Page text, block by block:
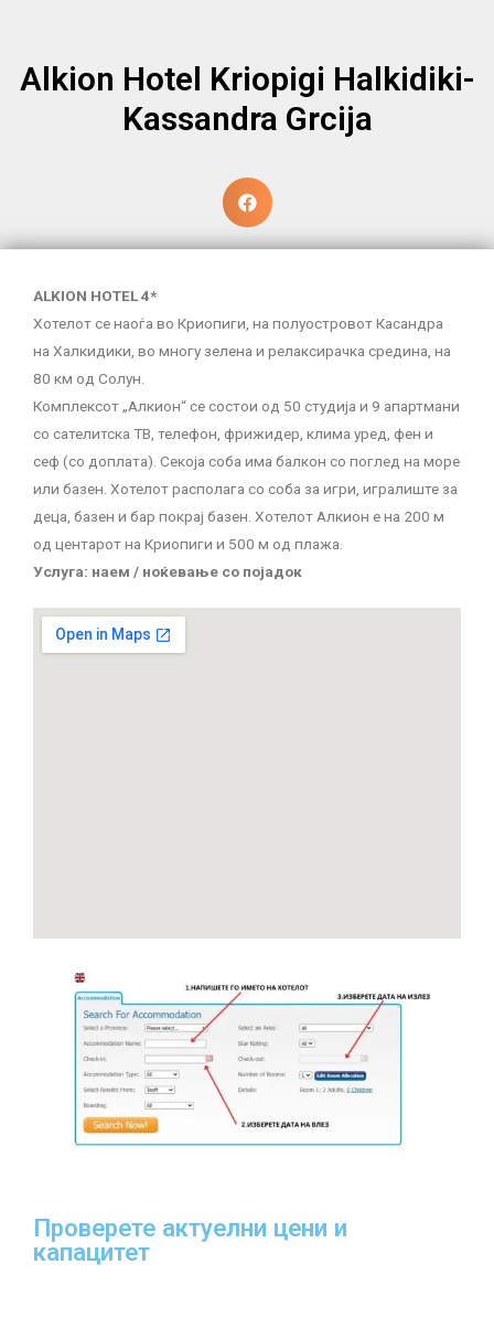
Alkion Hotel Kriopigi Halkidiki-
Kassandra Grcija
ALKION HOTEL 4*
Хотелот се наоѓа во Криопиги, на полуостровот Касандра
на Халкидики, во многу зелена и релаксирачка средина, на
80 км од Солун.
Комплексот „Алкион“ се состои од 50 студија и 9 апартмани
со сателитска ТВ, телефон, фрижидер, клима уред, фен и
сеф (со доплата). Секоја соба има балкон со поглед на море
или базен. Хотелот располага со соба за игри, игралиште за
деца, базен и бар покрај базен. Хотелот Алкион е на 200 м
од центарот на Криопиги и 500 м од плажа.
Услуга: наем / ноќевање со појадок
Проверете актуелни цени и
капацитет​